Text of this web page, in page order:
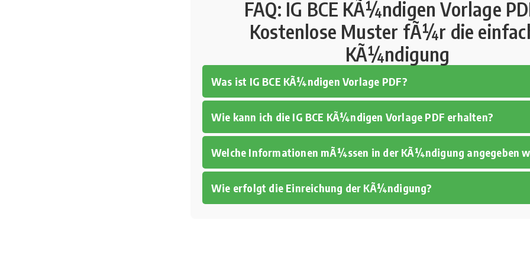
FAQ: IG BCE KÃ¼ndigen Vorlage
Kostenlose Muster fÃ¼r die
KÃ¼ndigung
Was ist IG BCE KÃ¼ndigen Vorlage PDF?
Wie kann ich die IG BCE KÃ¼ndigen Vorlage PDF erhalten?
Welche Informationen mÃ¼ssen in der KÃ¼ndigung angegeben
Wie erfolgt die Einreichung der KÃ¼ndigung?